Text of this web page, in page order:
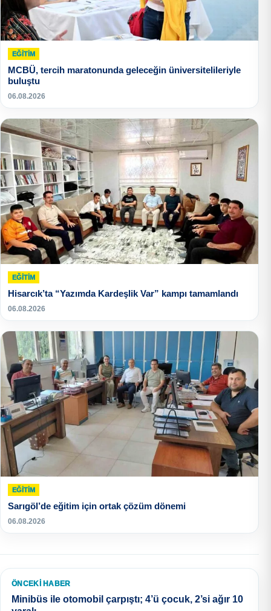
EĞITIM
MCBÜ, tercih maratonunda geleceğin üniversitelileriyle
buluştu
06.08.2026
EĞITIM
Hisarcık’ta “Yazımda Kardeşlik Var” kampı tamamlandı
06.08.2026
EĞITIM
Sarıgöl’de eğitim için ortak çözüm dönemi
06.08.2026
ÖNCEKI HABER
Minibüs ile otomobil çarpıştı; 4’ü çocuk, 2’si ağır 10